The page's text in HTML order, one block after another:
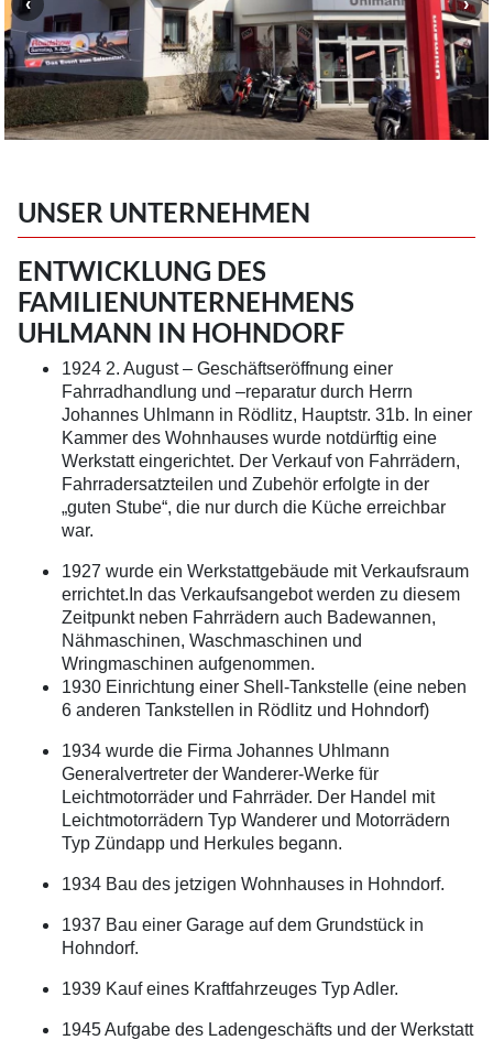
UNSER UNTERNEHMEN
ENTWICKLUNG DES
FAMILIENUNTERNEHMENS
UHLMANN IN HOHNDORF
1924 2. August – Geschäftseröffnung einer
Fahrradhandlung und –reparatur durch Herrn
Johannes Uhlmann in Rödlitz, Hauptstr. 31b. In einer
Kammer des Wohnhauses wurde notdürftig eine
Werkstatt eingerichtet. Der Verkauf von Fahrrädern,
Fahrradersatzteilen und Zubehör erfolgte in der
„guten Stube“, die nur durch die Küche erreichbar
war.
1927 wurde ein Werkstattgebäude mit Verkaufsraum
errichtet.In das Verkaufsangebot werden zu diesem
Zeitpunkt neben Fahrrädern auch Badewannen,
Nähmaschinen, Waschmaschinen und
Wringmaschinen aufgenommen.
1930 Einrichtung einer Shell-Tankstelle (eine neben
6 anderen Tankstellen in Rödlitz und Hohndorf)
1934 wurde die Firma Johannes Uhlmann
Generalvertreter der Wanderer-Werke für
Leichtmotorräder und Fahrräder. Der Handel mit
Leichtmotorrädern Typ Wanderer und Motorrädern
Typ Zündapp und Herkules begann.
1934 Bau des jetzigen Wohnhauses in Hohndorf.
1937 Bau einer Garage auf dem Grundstück in
Hohndorf.
1939 Kauf eines Kraftfahrzeuges Typ Adler.
1945 Aufgabe des Ladengeschäfts und der Werkstatt